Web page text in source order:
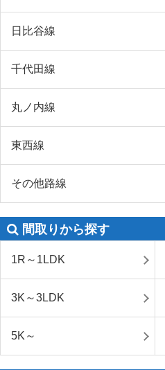
日比谷線
千代田線
丸ノ内線
東西線
その他路線
間取りから探す
1R～1LDK
3K～3LDK
5K～